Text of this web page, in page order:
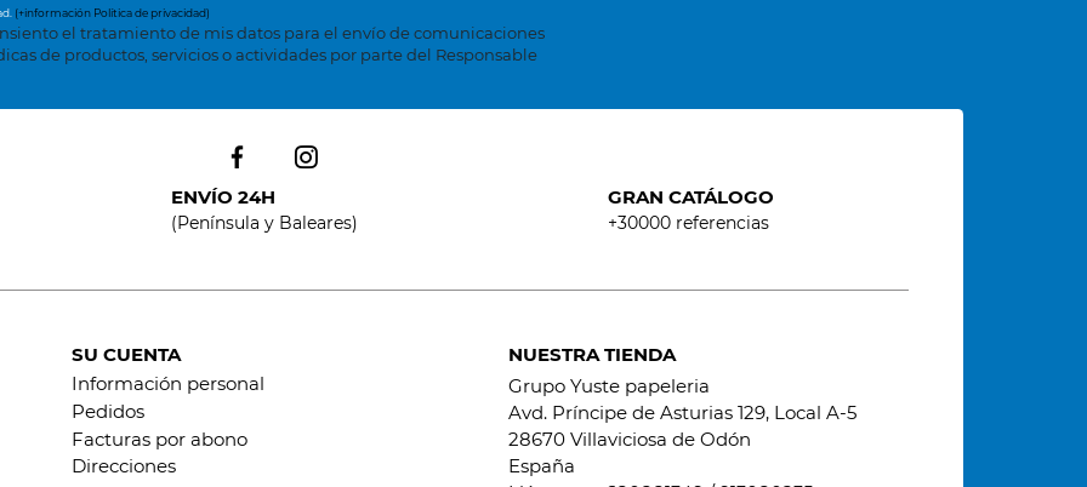
(+información Política de privacidad)
el tratamiento de mis datos para el envío de comunicaciones
de productos, servicios o actividades por parte del Responsable
ENVÍO 24H
(Península y Baleares)
GRAN CATÁLOGO
+30000 referencias
SU CUENTA
Información personal
Pedidos
Facturas por abono
Direcciones
NUESTRA TIENDA
Grupo Yuste papeleria
Avd. Príncipe de Asturias 129, Local A-5
28670 Villaviciosa de Odón
España